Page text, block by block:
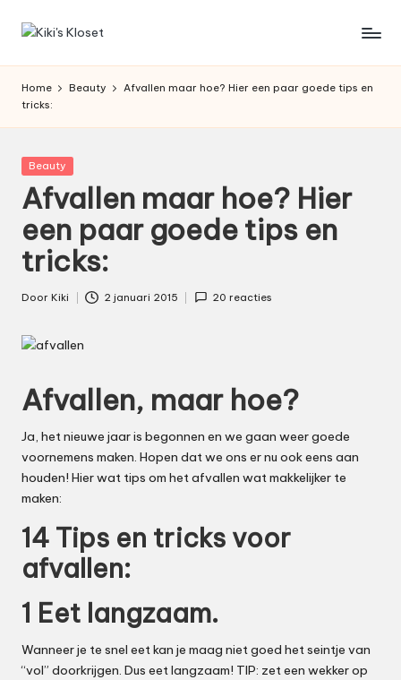
inhoud
K
i
k
i'
s
K
l
o
s
e
een
Home Beauty
Afvallen maar hoe? Hier een paar goede tips en
tricks:
Geplaatst
Beauty
Afvallen maar hoe? Hier
een paar goede tips en
tricks:
Door Kiki 2 januari 2015 20 reacties
Afvallen, maar hoe?
Ja, het nieuwe jaar is begonnen en we gaan weer goede
voornemens maken. Hopen dat we ons er nu ook eens aan
houden! Hier wat tips om hetafvallen wat makkelijker te
maken:
14 Tips en tricks voor
afvallen:
1 Eet langzaam.
Wanneer je te snel eet kan je maag niet goed het seintje van
“vol” doorkrijgen. Dus eet langzaam! TIP: zet een wekker op